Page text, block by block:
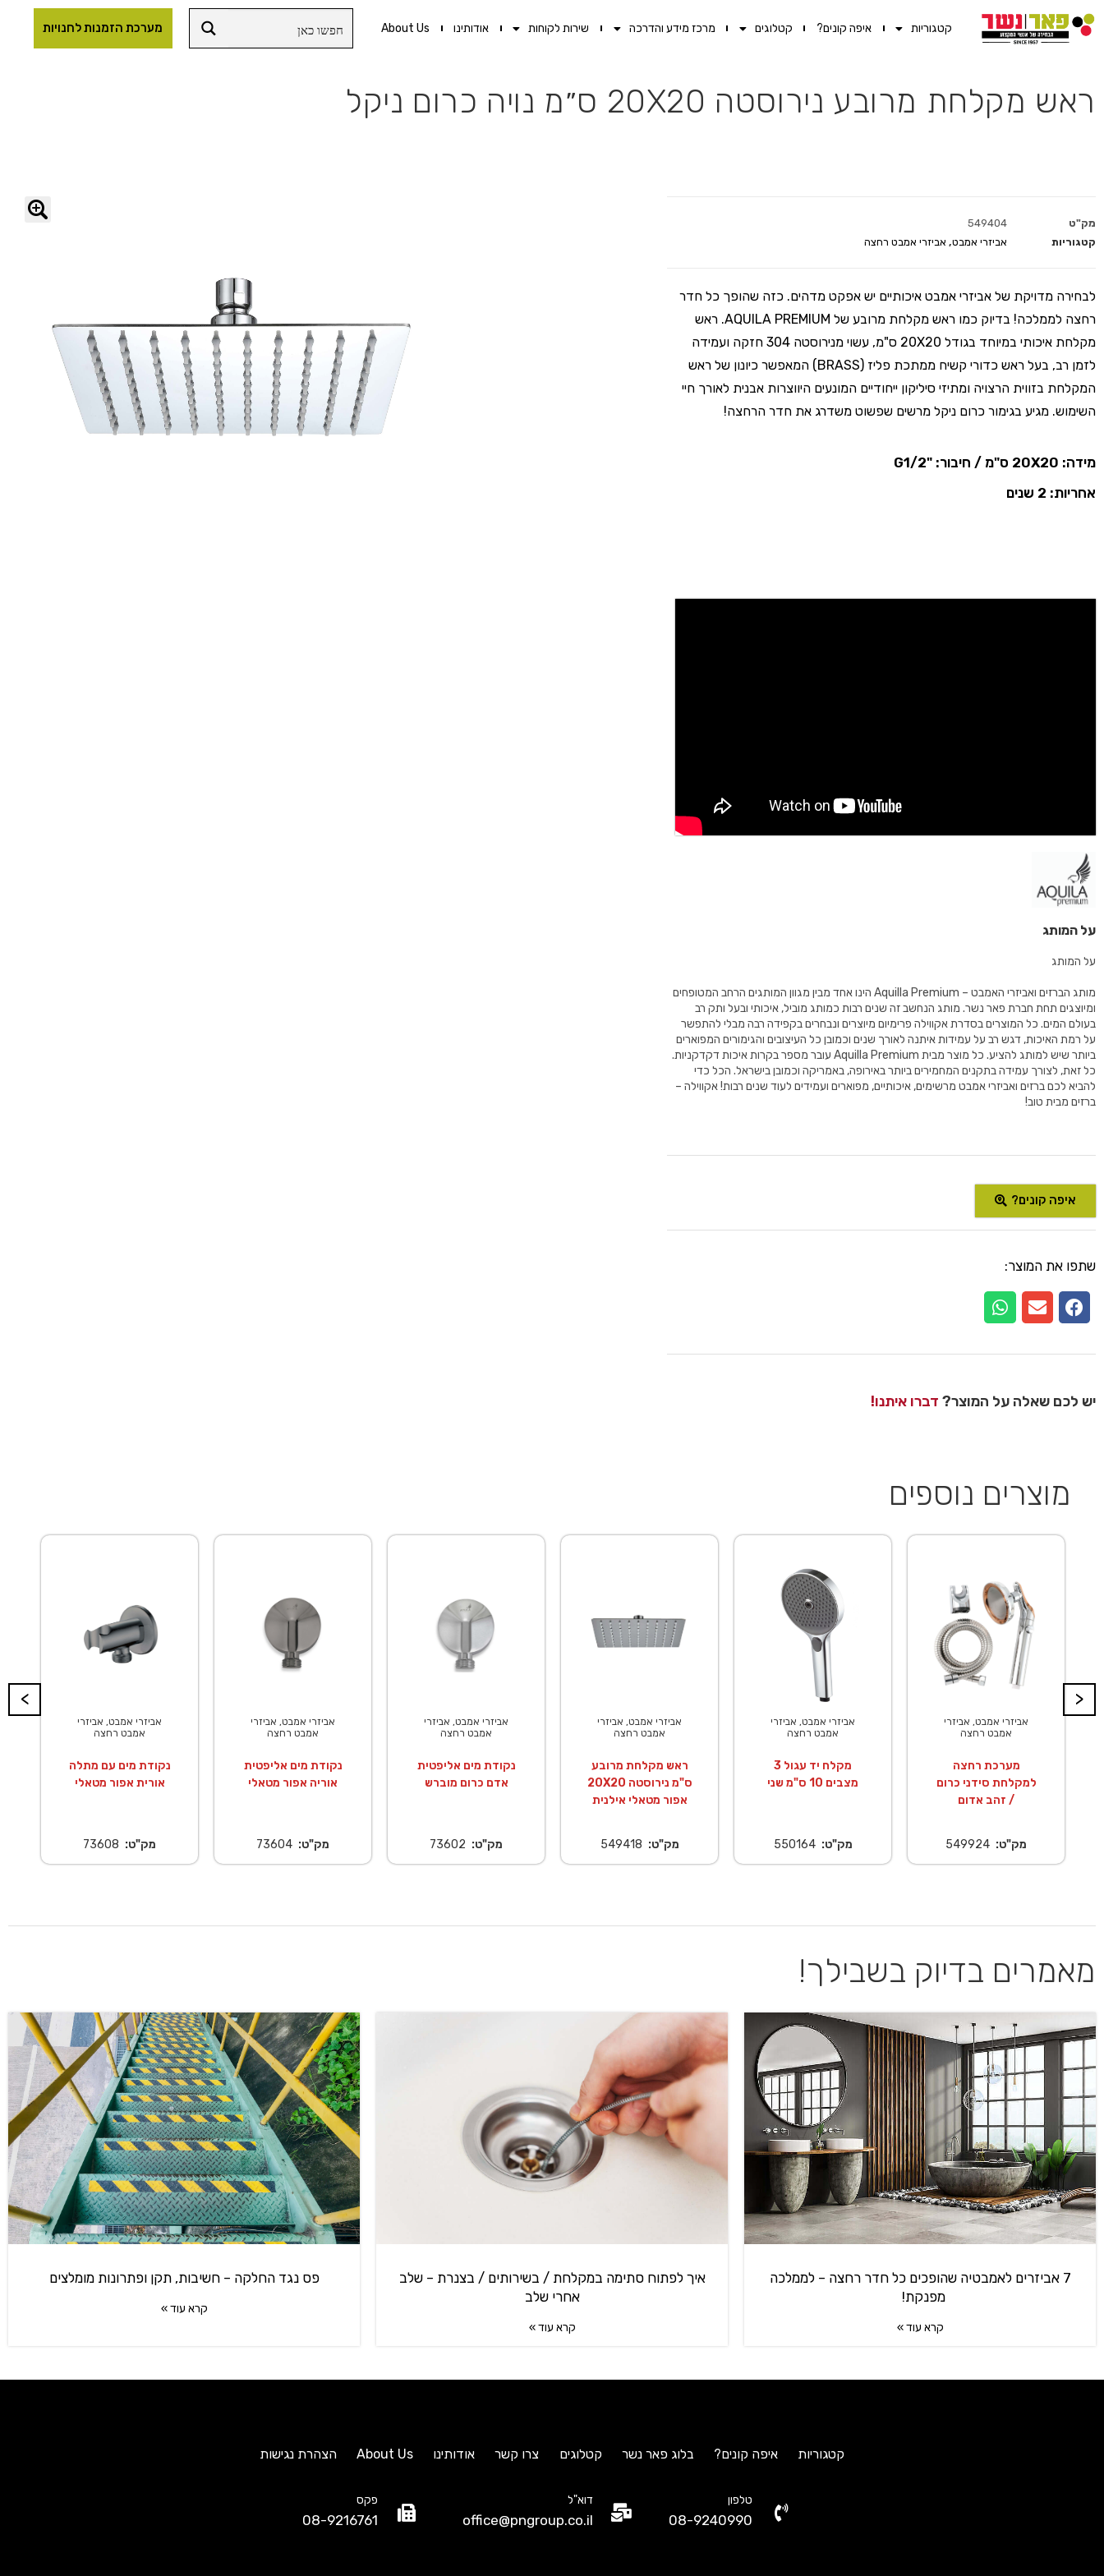
קטגוריות איפה קונים? קטלוגים מרכז מידע והדרכה שירות לקוחות אודותינו About Us מערכת הזמנות לחנויות
ראש מקלחת מרובע נירוסטה 20X20 ס״מ נויה כרום ניקל
מק"ט
549404
קטגוריות
אביזרי אמבט, אביזרי אמבט רחצה
לבחירה מדויקת של אביזרי אמבט איכותיים יש אפקט מדהים. כזה שהופך כל חדר
רחצה לממלכה! בדיוק כמו ראש מקלחת מרובע של AQUILA PREMIUM. ראש
מקלחת איכותי במיוחד בגודל 20X20 ס"מ, עשוי מנירוסטה 304 חזקה ועמידה
לזמן רב, בעל ראש כדורי קשיח ממתכת פליז (BRASS) המאפשר כיונון של ראש
המקלחת בזווית הרצויה ומתיזי סיליקון ייחודיים המונעים היווצרות אבנית לאורך חיי
השימוש. מגיע בגימור כרום ניקל מרשים שפשוט משדרג את חדר הרחצה!
מידה: 20X20 ס"מ / חיבור: "G1/2
אחריות: 2 שנים
על המותג
על המותג
מותג הברזים ואביזרי האמבט – Aquilla Premium הינו אחד מבין מגוון המותגים הרחב המטופחים
ומיוצגים תחת חברת פאר נשר. מותג הנחשב זה שנים רבות כמותג מוביל, איכותי ובעל ותק רב
בעולם המים. כל המוצרים בסדרת אקווילה פרימיום מיוצרים ונבחרים בקפידה רבה מבלי להתפשר
על רמת האיכות, דגש רב על עמידות איתנה לאורך שנים וכמובן כל העיצובים והגימורים המפוארים
ביותר שיש למותג להציע. כל מוצר מבית Aquilla Premium עובר מספר בקרות איכות דקדקניות.
כל זאת, לצורך עמידה בתקנים המחמירים ביותר באירופה, באמריקה וכמובן בישראל. הכל כדי
להביא לכם ברזים ואביזרי אמבט מרשימים, איכותיים, מפוארים ועמידים לעוד שנים רבות! אקווילה –
ברזים מבית טוב!
איפה קונים?
שתפו את המוצר:
יש לכם שאלה על המוצר? דברו איתנו!
מוצרים נוספים
>
אביזרי אמבט, אביזרי
אמבט רחצה
מערכת רחצה
למקלחת סידני כרום
/ זהב אדום
מק"ט: 549924
אביזרי אמבט, אביזרי
אמבט רחצה
מקלח יד עגול 3
מצבים 10 ס"מ שני
מק"ט:550164
אביזרי אמבט, אביזרי
אמבט רחצה
ראש מקלחת מרובע
20X20 ס"מ נירוסטה
אפור מטאלי אילנית
מק"ט: 549418
אביזרי אמבט, אביזרי
אמבט רחצה
נקודת מים אליפטית
אדם כרום מוברש
מק"ט: 73602
אביזרי אמבט, אביזרי
אמבט רחצה
נקודת מים אליפטית
אוריה אפור מטאלי
מק"ט: 73604
אביזרי אמבט, אביזרי
אמבט רחצה
נקודת מים עם מתלה
אורית אפור מטאלי
מק"ט: 73608
<
מאמרים בדיוק בשבילך!
7 אביזרים לאמבטיה שהופכים כל חדר רחצה – לממלכה
מפנקת!
קרא עוד »
איך לפתוח סתימה במקלחת / בשירותים / בצנרת – שלב
אחרי שלב
קרא עוד »
פס נגד החלקה – חשיבות, תקן ופתרונות מומלצים
קרא עוד »
קטגוריות איפה קונים? בלוג פאר נשר קטלוגים צרו קשר אודותינו About Us הצהרת נגישות
טלפון
08-9240990
דוא"ל
office@pngroup.co.il
פקס
08-9216761